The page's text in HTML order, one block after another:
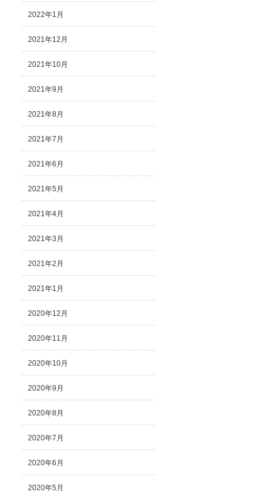
2022年1月
2021年12月
2021年10月
2021年9月
2021年8月
2021年7月
2021年6月
2021年5月
2021年4月
2021年3月
2021年2月
2021年1月
2020年12月
2020年11月
2020年10月
2020年9月
2020年8月
2020年7月
2020年6月
2020年5月